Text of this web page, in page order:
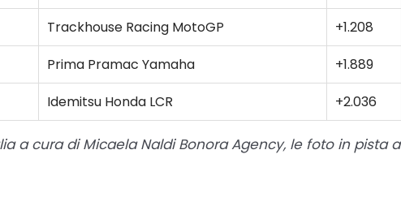
Trackhouse Racing MotoGP
+1.208
Prima Pramac Yamaha
+1.889
Idemitsu Honda LCR +2.036
a cura di Micaela Naldi Bonora Agency, le foto in pista a